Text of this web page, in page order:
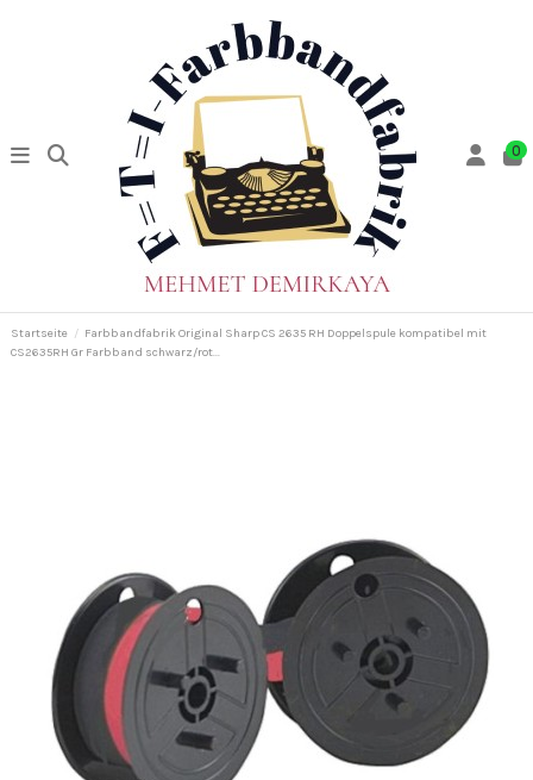
0
Startseite
Farbbandfabrik Original Sharp CS 2635 RH Doppelspule kompatibel mit
CS2635RH Gr Farbband schwarz/rot...